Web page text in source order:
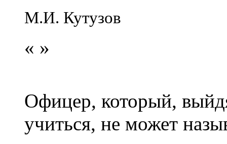
М.И. Кутузов
« »
Офицер, который,
учиться, не может